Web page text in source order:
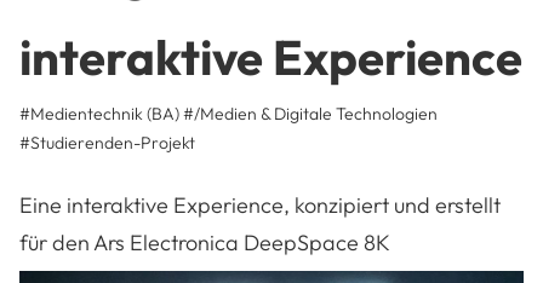
interaktive Experience
#Medientechnik (BA)#/Medien & Digitale Technologien
#Studierenden-Projekt
Eine interaktive Experience, konzipiert und erstellt
für den Ars Electronica DeepSpace 8K